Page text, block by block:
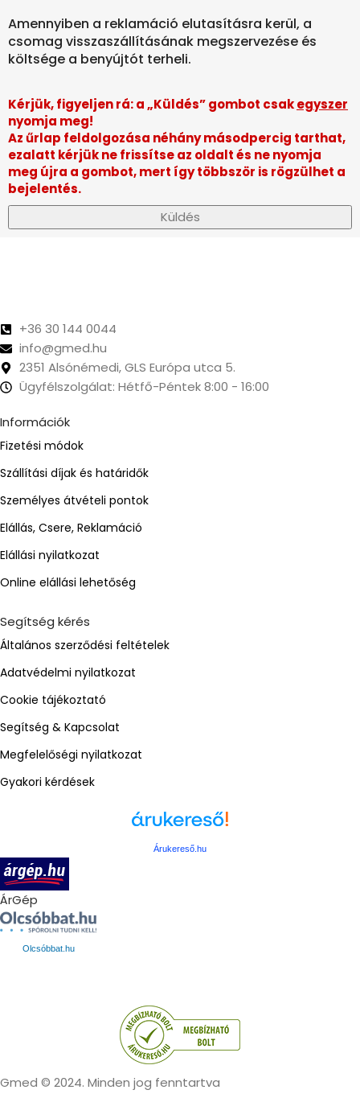
Amennyiben a reklamáció elutasításra kerül, a
csomag visszaszállításának megszervezése és
költsége a benyújtót terheli.
Kérjük, figyeljen rá: a „Küldés” gombot csakegyszer
nyomja meg!
Az űrlap feldolgozása néhány másodpercig tarthat,
ezalatt kérjük ne frissítse az oldalt és ne nyomja
meg újra a gombot, mert így többször is rögzülhet a
bejelentés.
Küldés
+36 30 144 0044
info@gmed.hu
2351 Alsónémedi, GLS Európa utca 5.
Ügyfélszolgálat: Hétfő-Péntek 8:00 - 16:00
Információk
Fizetési módok
Szállítási díjak és határidők
Személyes átvételi pontok
Elállás, Csere, Reklamáció
Elállási nyilatkozat
Online elállási lehetőség
Segítség kérés
Általános szerződési feltételek
Adatvédelmi nyilatkozat
Cookie tájékoztató
Segítség & Kapcsolat
Megfelelőségi nyilatkozat
Gyakori kérdések
Árukereső.hu
ÁrGép
Olcsóbbat.hu
Gmed © 2024. Minden jog fenntartva